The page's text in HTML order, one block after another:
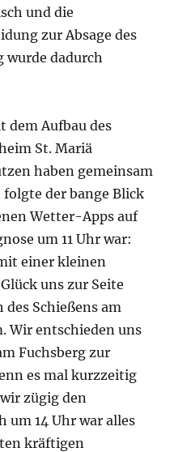
und die
zur Absage des
wurde dadurch
dem Aufbau des
St. Mariä
haben gemeinsam
der bange Blick
Wetter-Apps auf
um 11 Uhr war:
einer kleinen
uns zur Seite
des Schießens am
Wir entschieden uns
Fuchsberg zur
es mal kurzzeitig
zügig den
um 14 Uhr war alles
kräftigen